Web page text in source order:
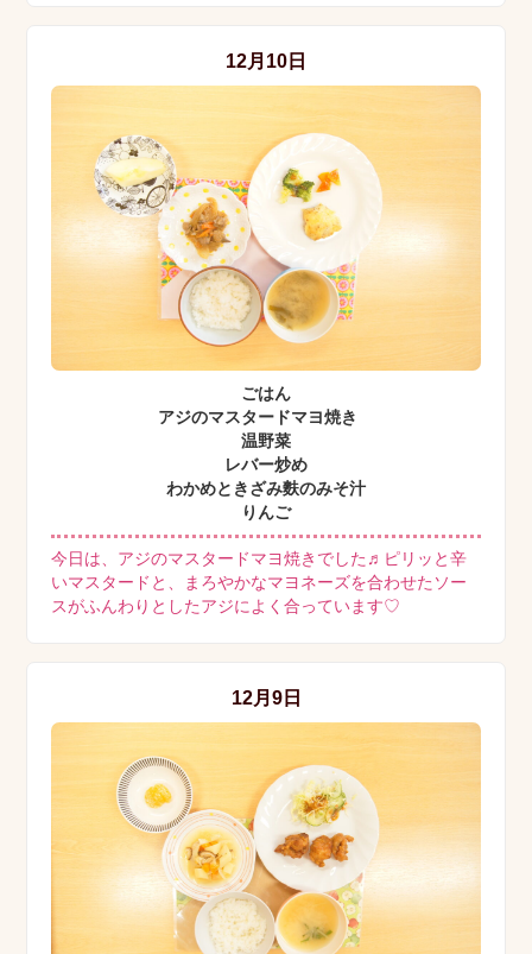
12月10日
ごはん
アジのマスタードマヨ焼き
温野菜
レバー炒め
わかめときざみ麩のみそ汁
りんご
今日は、アジのマスタードマヨ焼きでした♬ピリッと辛
いマスタードと、まろやかなマヨネーズを合わせたソー
スがふんわりとしたアジによく合っています♡
12月9日